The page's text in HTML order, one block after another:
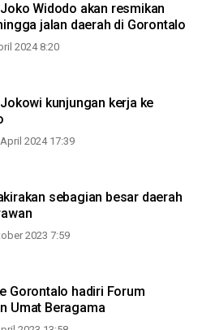
Widodo akan resmikan
jalan daerah di Gorontalo
2024 8:20
kunjungan kerja ke
2024 17:39
sebagian besar daerah
2023 7:59
Gorontalo hadiri Forum
Umat Beragama